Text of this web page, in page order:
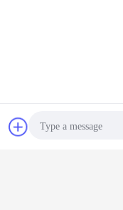
Chiacchierare